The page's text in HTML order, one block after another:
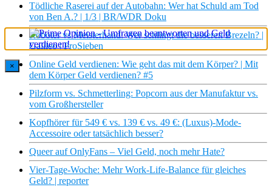
Tödliche Raserei auf der Autobahn: Wer hat Schuld am Tod
von Ben A.? | 1/3 | BR/WDR Doku
Roboter vs Meisterhand: Wer schlingt die besseren Brezeln? |
Galileo | ProSieben
Online Geld verdienen: Wie geht das mit dem Körper? | Mit
dem Körper Geld verdienen? #5
Pilzform vs. Schmetterling: Popcorn aus der Manufaktur vs.
vom Großhersteller
Kopfhörer für 549 € vs. 139 € vs. 49 €: (Luxus)-Mode-
Accessoire oder tatsächlich besser?
Queer auf OnlyFans – Viel Geld, noch mehr Hate?
Vier-Tage-Woche: Mehr Work-Life-Balance für gleiches
Geld? | reporter
×